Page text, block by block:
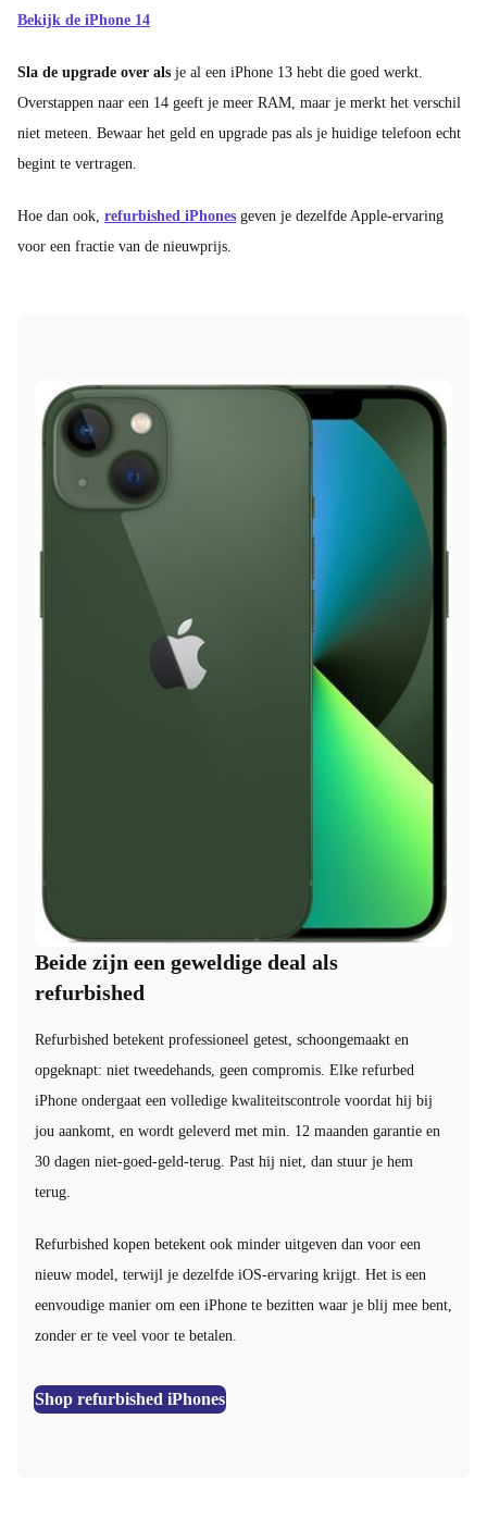
Bekijk de iPhone 14
Sla de upgrade over als je al een iPhone 13 hebt die goed werkt.
Overstappen naar een 14 geeft je meer RAM, maar je merkt het verschil
niet meteen. Bewaar het geld en upgrade pas als je huidige telefoon echt
begint te vertragen.
Hoe dan ook, refurbished iPhones geven je dezelfde Apple-ervaring
voor een fractie van de nieuwprijs.
Beide zijn een geweldige deal als
refurbished
Refurbished betekent professioneel getest, schoongemaakt en
opgeknapt: niet tweedehands, geen compromis. Elke refurbed
iPhone ondergaat een volledige kwaliteitscontrole voordat hij bij
jou aankomt, en wordt geleverd met min. 12 maanden garantie en
30 dagen niet-goed-geld-terug. Past hij niet, dan stuur je hem
terug.
Refurbished kopen betekent ook minder uitgeven dan voor een
nieuw model, terwijl je dezelfde iOS-ervaring krijgt. Het is een
eenvoudige manier om een iPhone te bezitten waar je blij mee bent,
zonder er te veel voor te betalen.
Shop refurbished iPhones